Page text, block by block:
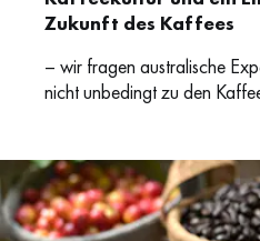
Zukunft des Kaffees
– wir fragen australische
nicht unbedingt zu den